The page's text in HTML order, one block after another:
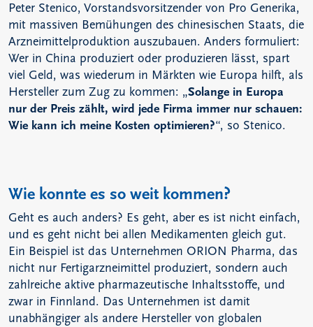
Peter Stenico, Vorstandsvorsitzender von Pro Generika,
mit massiven Bemühungen des chinesischen Staats, die
Arzneimittelproduktion auszubauen. Anders formuliert:
Wer in China produziert oder produzieren lässt, spart
viel Geld, was wiederum in Märkten wie Europa hilft, als
Hersteller zum Zug zu kommen: „Solange in Europa
nur der Preis zählt, wird jede Firma immer nur schauen:
Wie kann ich meine Kosten optimieren?“, so Stenico.
Wie konnte es so weit kommen?
Geht es auch anders? Es geht, aber es ist nicht einfach,
und es geht nicht bei allen Medikamenten gleich gut.
Ein Beispiel ist das Unternehmen ORION Pharma, das
nicht nur Fertigarzneimittel produziert, sondern auch
zahlreiche aktive pharmazeutische Inhaltsstoffe, und
zwar in Finnland. Das Unternehmen ist damit
unabhängiger als andere Hersteller von globalen